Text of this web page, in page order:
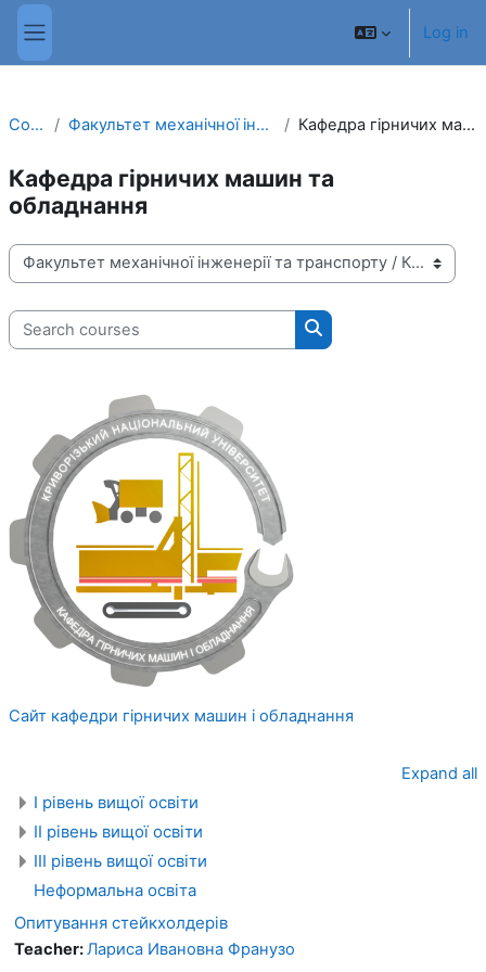
Skip to main content
Side panel
Log in
Courses Факультет механічної інженерії та транспорту Кафедра гірничих машин та обладнання
Кафедра гірничих машин та
обладнання
Course categories
Search courses
Search courses
Сайт кафедри гірничих машин і обладнання
Expand all
І рівень вищої освіти
ІІ рівень вищої освіти
ІІІ рівень вищої освіти
Неформальна освіта
Опитування стейкхолдерів
Teacher:Лариса Ивановна Франузо